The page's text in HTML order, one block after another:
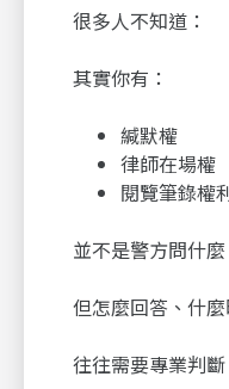
很多人不知道：
其實你有：
緘默權
律師在場權
閱覽筆錄權
並不是警方問什
但怎麼回答、什
往往需要專業判斷